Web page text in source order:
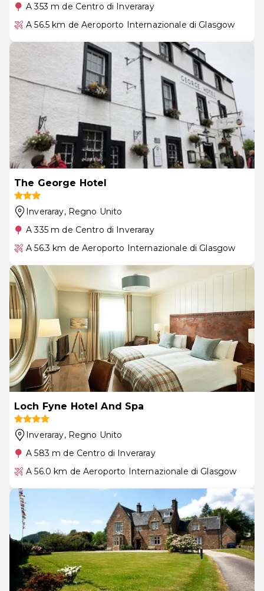
A 353 m de Centro di Inveraray
A 56.5 km de Aeroporto Internazionale di Glasgow
The George Hotel
Inveraray, Regno Unito
A 335 m de Centro di Inveraray
A 56.3 km de Aeroporto Internazionale di Glasgow
Loch Fyne Hotel And Spa
Inveraray, Regno Unito
A 583 m de Centro di Inveraray
A 56.0 km de Aeroporto Internazionale di Glasgow